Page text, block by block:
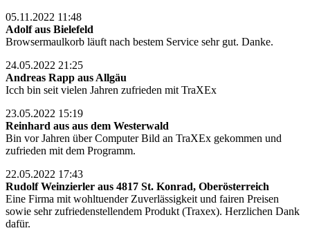
05.11.2022 11:48
Adolf aus Bielefeld
Browsermaulkorb läuft nach bestem Service sehr gut. Danke.
24.05.2022 21:25
Andreas Rapp aus Allgäu
Icch bin seit vielen Jahren zufrieden mit TraXEx
23.05.2022 15:19
Reinhard aus aus dem Westerwald
Bin vor Jahren über Computer Bild an TraXEx gekommen und
zufrieden mit dem Programm.
22.05.2022 17:43
Rudolf Weinzierler aus 4817 St. Konrad, Oberösterreich
Eine Firma mit wohltuender Zuverlässigkeit und fairen Preisen
sowie sehr zufriedenstellendem Produkt (Traxex). Herzlichen Dank
dafür.